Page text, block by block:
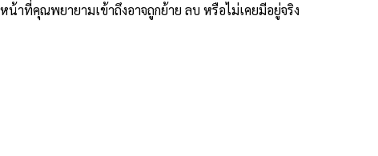
หน้าที่คุณพยายามเข้าถึงอาจถูกย้าย ลบ หรือไม่เคยมีอยู่จริง